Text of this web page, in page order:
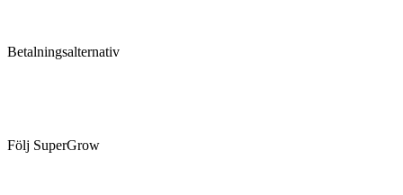
Betalningsalternativ
Följ SuperGrow